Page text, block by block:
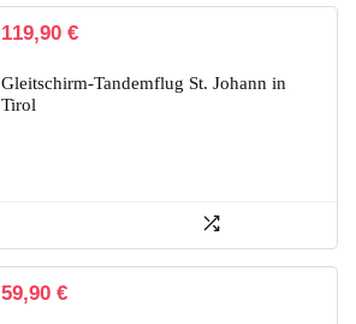
119,90 €
Gleitschirm-Tandemflug St. Johann in
Tirol
59,90 €